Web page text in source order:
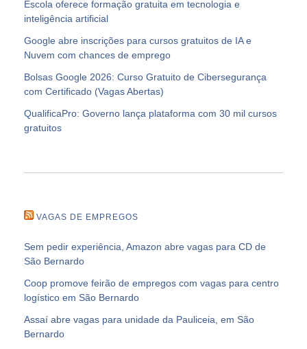
Escola oferece formação gratuita em tecnologia e
inteligência artificial
Google abre inscrições para cursos gratuitos de IA e
Nuvem com chances de emprego
Bolsas Google 2026: Curso Gratuito de Cibersegurança
com Certificado (Vagas Abertas)
QualificaPro: Governo lança plataforma com 30 mil cursos
gratuitos
VAGAS DE EMPREGOS
Sem pedir experiência, Amazon abre vagas para CD de
São Bernardo
Coop promove feirão de empregos com vagas para centro
logístico em São Bernardo
Assaí abre vagas para unidade da Pauliceia, em São
Bernardo